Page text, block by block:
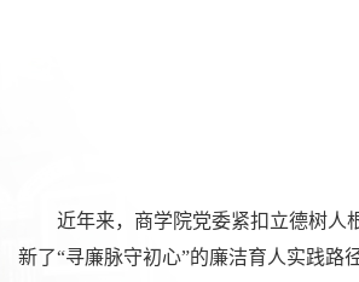
近年来，商学院党委紧扣立德树人
新了“寻廉脉守初心”的廉洁育人实践